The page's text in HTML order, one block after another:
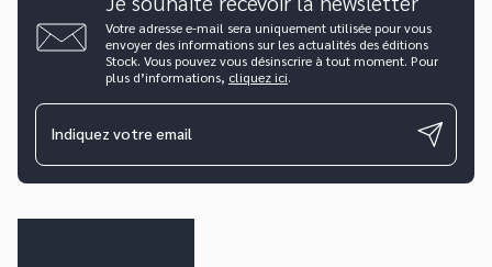
Votre adresse e-mail sera uniquement utilisée pour vous
envoyer des informations sur les actualités des éditions
Stock. Vous pouvez vous désinscrire à tout moment. Pour
plus d’informations, cliquez ici.
Indiquez votre email